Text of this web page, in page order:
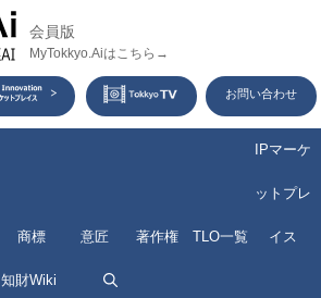
会員版
MyTokkyo.Aiはこちら→
お問い合わせ
商標 意匠 著作権 TLO一覧
IPマーケ
ットプレ
イス
知財Wiki